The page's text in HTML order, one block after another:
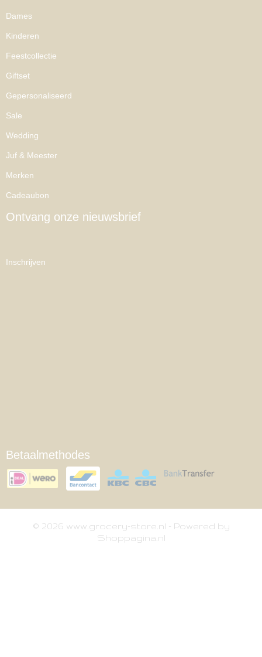
Dames
Kinderen
Feestcollectie
Giftset
Gepersonaliseerd
Sale
Wedding
Juf & Meester
Merken
Cadeaubon
Ontvang onze nieuwsbrief
Inschrijven
Betaalmethodes
© 2026 www.grocery-store.nl - Powered by
Shoppagina.nl